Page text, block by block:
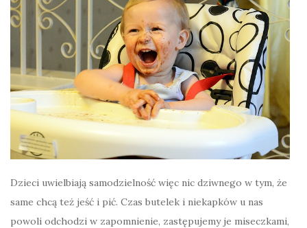
Dzieci uwielbiają samodzielność więc nic dziwnego w tym, że
same chcą też jeść i pić. Czas butelek i niekapków u nas
powoli odchodzi w zapomnienie, zastępujemy je miseczkami,